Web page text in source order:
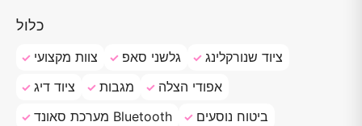
כלול
צוות מקצועי גלשני סאפ
ציוד שנורקלינג
ציוד דיג
מגבות
אפודי הצלה
מערכת סאונד Bluetooth
ביטוח נוסעים